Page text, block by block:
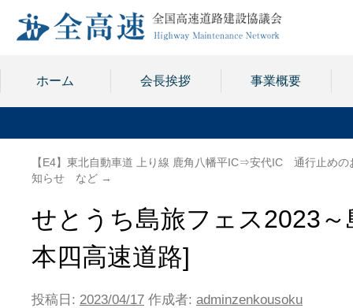
ホーム 会長挨拶 事業概要
【E4】東北自動車道 上り線 鹿角八幡平IC⇒安代IC 通行止めの
知らせ など →
せとうち島旅フェス2023
本四高速道路]
投稿日: 2023/04/17 作成者: adminzenkousoku